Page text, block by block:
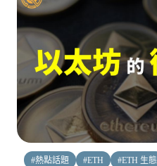
#熱點話題 #ETH #ETH 生態